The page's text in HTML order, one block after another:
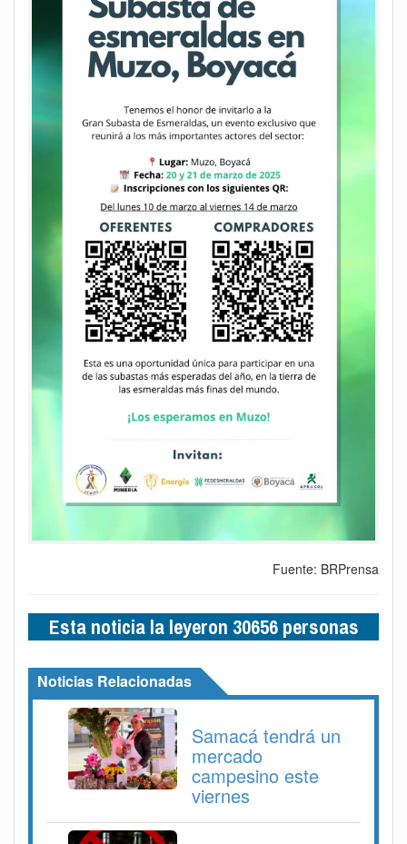
Fuente: BRPrensa
Esta noticia la leyeron 30656 personas
Noticias Relacionadas
Samacá tendrá un
mercado
campesino este
viernes